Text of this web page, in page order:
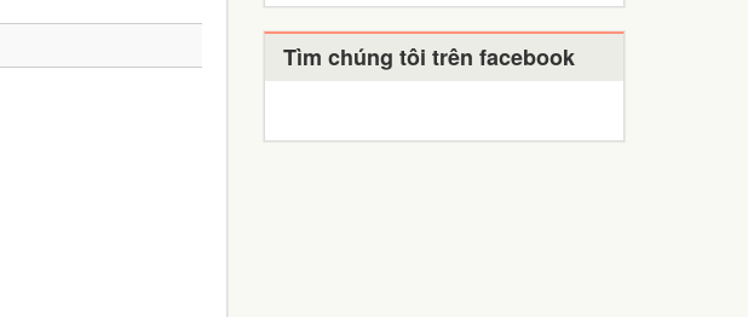
Tìm chúng tôi trên facebook